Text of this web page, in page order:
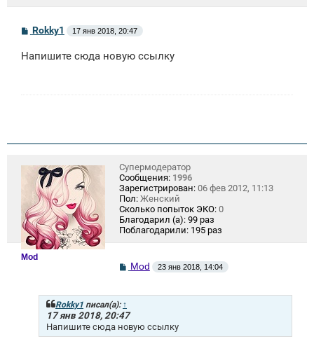
С
б
Rokky1 17 янв 2018, 20:47
Напишите сюда новую ссылку
Mod
Супермодератор
Сообщения: 1996
Зарегистрирован: 06 фев 2012, 11:13
Пол: Женский
Сколько попыток ЭКО: 0
Благодарил (а): 99 раз
Поблагодарили: 195 раз
С
о
б
е
н
и
Mod 23 янв 2018, 14:04
Rokky1 писал(а): ↑
17 янв 2018, 20:47
Напишите сюда новую ссылку